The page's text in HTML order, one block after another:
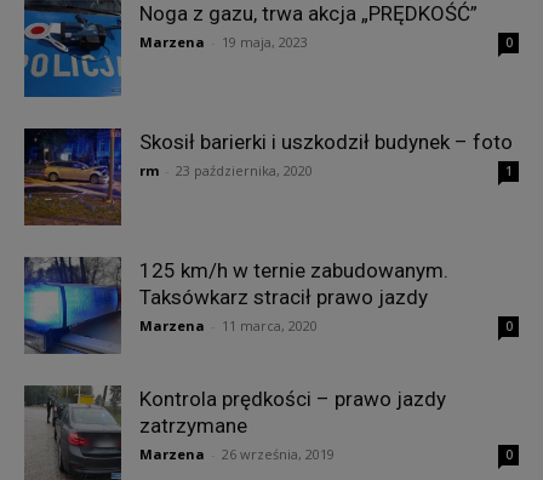
Noga z gazu, trwa akcja „PRĘDKOŚĆ”
Marzena 19 maja, 2023 0
Skosił barierki i uszkodził budynek – foto
rm 23 października, 2020 1
125 km/h w ternie zabudowanym.
Taksówkarz stracił prawo jazdy
Marzena 11 marca, 2020 0
Kontrola prędkości – prawo jazdy
zatrzymane
Marzena 26 września, 2019 0